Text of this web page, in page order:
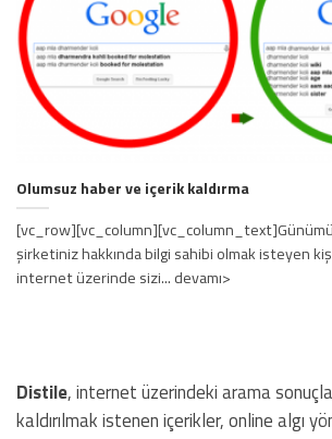
Olumsuz haber ve içerik kaldırma
şirketiniz hakkında bilgi sahibi olmak isteyen
internet üzerinde sizi... devamı>
Distile, internet üzerindeki arama
kaldırılmak istenen içerikler, online algı